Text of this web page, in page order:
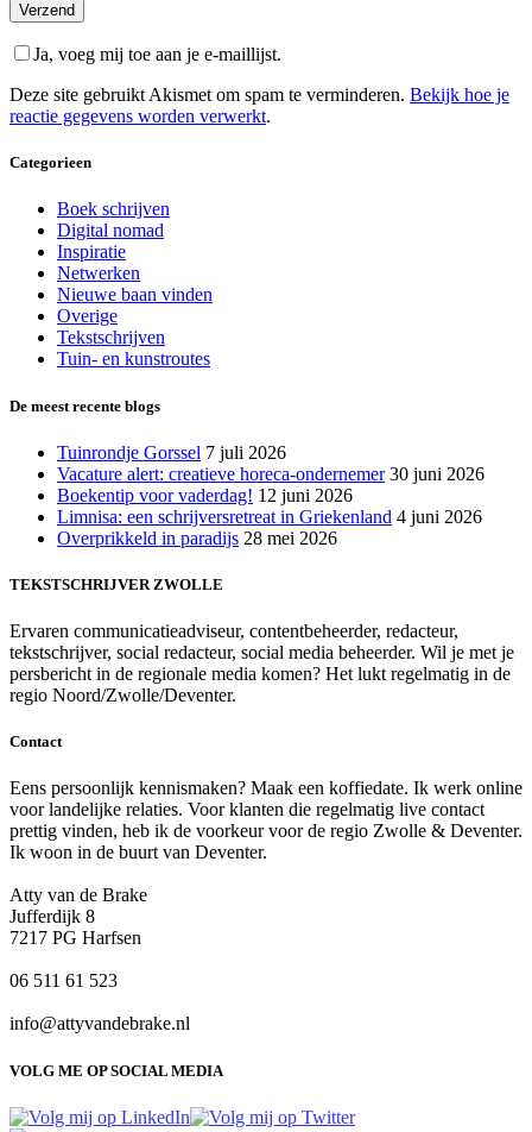
Ja, voeg mij toe aan je e-maillijst.
Deze site gebruikt Akismet om spam te verminderen. Bekijk hoe je
reactie gegevens worden verwerkt.
Categorieen
Boek schrijven
Digital nomad
Inspiratie
Netwerken
Nieuwe baan vinden
Overige
Tekstschrijven
Tuin- en kunstroutes
De meest recente blogs
Tuinrondje Gorssel 7 juli 2026
Vacature alert: creatieve horeca-ondernemer 30 juni 2026
Boekentip voor vaderdag! 12 juni 2026
Limnisa: een schrijversretreat in Griekenland 4 juni 2026
Overprikkeld in paradijs 28 mei 2026
TEKSTSCHRIJVER ZWOLLE
Ervaren communicatieadviseur, contentbeheerder, redacteur,
tekstschrijver, social redacteur, social media beheerder. Wil je met je
persbericht in de regionale media komen? Het lukt regelmatig in de
regio Noord/Zwolle/Deventer.
Contact
Eens persoonlijk kennismaken? Maak een koffiedate. Ik werk online
voor landelijke relaties. Voor klanten die regelmatig live contact
prettig vinden, heb ik de voorkeur voor de regio Zwolle & Deventer.
Ik woon in de buurt van Deventer.
Atty van de Brake
Jufferdijk 8
7217 PG Harfsen
06 511 61 523
info@attyvandebrake.nl
VOLG ME OP SOCIAL MEDIA